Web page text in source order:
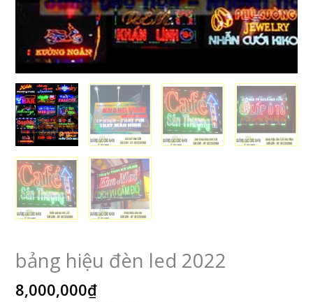
bảng hiệu đèn led 2022
8,000,000₫